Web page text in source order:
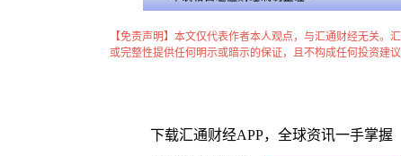
【免责声明】本文仅代表作者本人观点，与汇通财经无关
或完整性提供任何明示或暗示的保证，且不构成任何投资建
下载汇通财经APP，全球资讯一手掌握